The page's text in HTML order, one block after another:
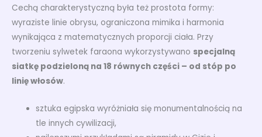
Cechą charakterystyczną była też prostota formy:
wyraziste linie obrysu, ograniczona mimika i harmonia
wynikająca z matematycznych proporcji ciała. Przy
tworzeniu sylwetek faraona wykorzystywano specjalną
siatkę podzieloną na 18 równych części – od stóp po
linię włosów.
sztuka egipska wyróżniała się monumentalnością na
tle innych cywilizacji,